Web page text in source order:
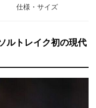
仕様・サイズ
ルトレイク初の現代